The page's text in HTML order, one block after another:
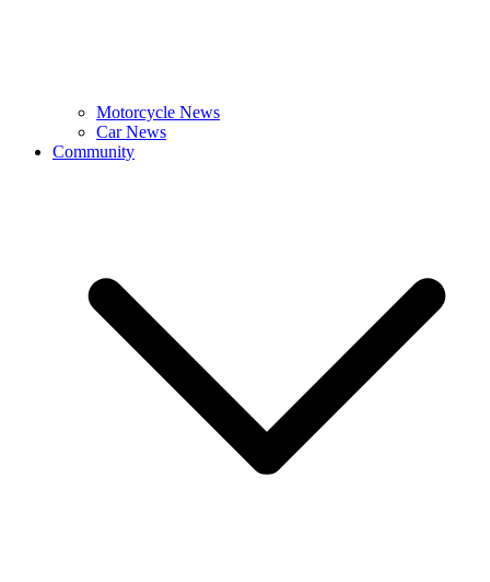
Motorcycle News
Car News
Community